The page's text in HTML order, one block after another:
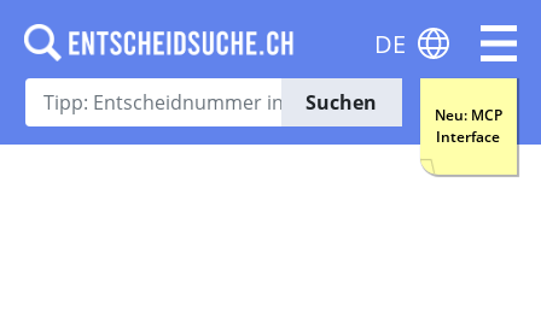
Suchen
Neu: MCP
Interface
DE